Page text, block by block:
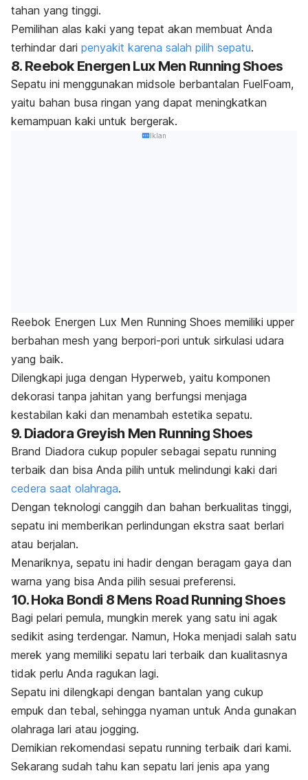
tahan yang tinggi.
Pemilihan alas kaki yang tepat akan membuat Anda
terhindar dari penyakit karena salah pilih sepatu.
8. Reebok Energen Lux Men Running Shoes
Sepatu ini menggunakan midsole berbantalan FuelFoam,
yaitu bahan busa ringan yang dapat meningkatkan
kemampuan kaki untuk bergerak.
Iklan
Reebok Energen Lux Men Running Shoes memiliki upper
berbahan mesh yang berpori-pori untuk sirkulasi udara
yang baik.
Dilengkapi juga dengan Hyperweb, yaitu komponen
dekorasi tanpa jahitan yang berfungsi menjaga
kestabilan kaki dan menambah estetika sepatu.
9. Diadora Greyish Men Running Shoes
Brand Diadora cukup populer sebagai sepatu running
terbaik dan bisa Anda pilih untuk melindungi kaki dari
cedera saat olahraga.
Dengan teknologi canggih dan bahan berkualitas tinggi,
sepatu ini memberikan perlindungan ekstra saat berlari
atau berjalan.
Menariknya, sepatu ini hadir dengan beragam gaya dan
warna yang bisa Anda pilih sesuai preferensi.
10. Hoka Bondi 8 Mens Road Running Shoes
Bagi pelari pemula, mungkin merek yang satu ini agak
sedikit asing terdengar. Namun, Hoka menjadi salah satu
merek yang memiliki sepatu lari terbaik dan kualitasnya
tidak perlu Anda ragukan lagi.
Sepatu ini dilengkapi dengan bantalan yang cukup
empuk dan tebal, sehingga nyaman untuk Anda gunakan
olahraga lari atau jogging.
Demikian rekomendasi sepatu running terbaik dari kami.
Sekarang sudah tahu kan sepatu lari jenis apa yang